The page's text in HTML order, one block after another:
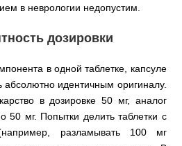
в неврологии недопустим.
дозировки
в одной таблетке, капсуле
идентичным оригиналу.
в дозировке 50 мг, аналог
50 мг. Попытки делить таблетки с
разламывать 100 мг